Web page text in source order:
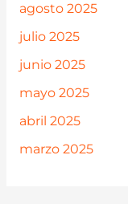
agosto 2025
julio 2025
junio 2025
mayo 2025
abril 2025
marzo 2025